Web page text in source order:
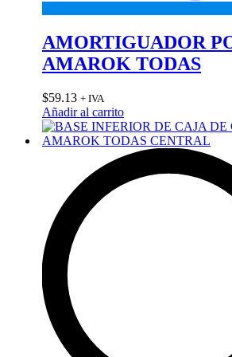
AMORTIGUADOR
AMAROK TODAS
$59.13 + IVA
Añadir al carrito